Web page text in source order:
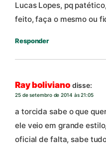
Lucas Lopes, pq
feito, faça o mesmo ou
Responder
Ray boliviano disse:
25 de setembro de 2014 às 21:05
a torcida sabe o que
ele veio em grande
oficial de falta, sabe